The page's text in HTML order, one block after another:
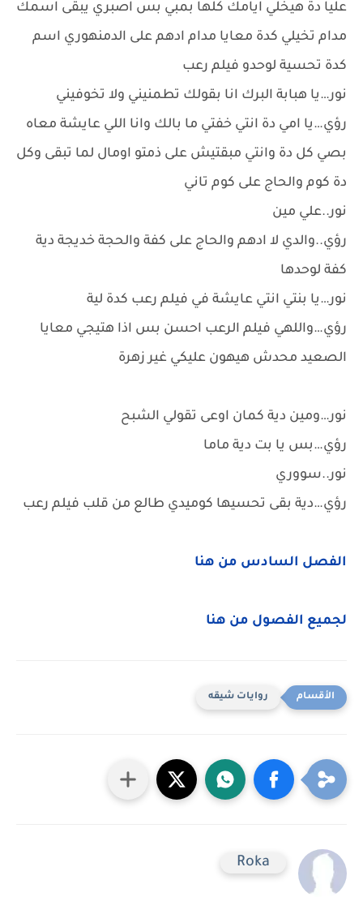
عليا دة هيخلي ايامك كلها بمبي بس اصبري يبقى اسمك
مدام تخيلي كدة معايا مدام ادهم على الدمنهوري اسم
كدة تحسية لوحدو فيلم رعب
نور…يا هبابة البرك انا بقولك تطمنيني ولا تخوفيني
رؤي…يا امي دة انتي خفتي ما بالك وانا اللي عايشة معاه
بصي كل دة وانتي مبقتيش على ذمتو اومال لما تبقى وكل
دة كوم والحاج على كوم تاني
نور..علي مين
رؤي..والدي لا ادهم والحاج على كفة والحجة خديجة دية
كفة لوحدها
نور…يا بنتي انتي عايشة في فيلم رعب كدة لية
رؤي…واللهي فيلم الرعب احسن بس اذا هتيجي معايا
الصعيد محدش هيهون عليكي غير زهرة
نور…ومين دية كمان اوعى تقولي الشبح
رؤي…بس يا بت دية ماما
نور..سووري
رؤي…دية بقى تحسيها كوميدي طالع من قلب فيلم رعب
الفصل السادس من هنا
لجميع الفصول من هنا
روايات شيقه
Roka